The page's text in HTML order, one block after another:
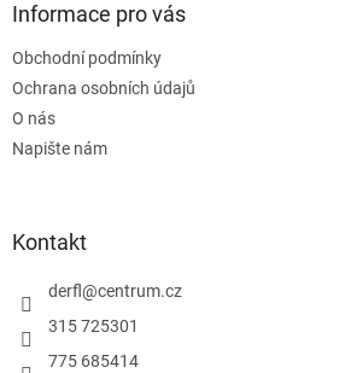
Informace pro vás
Obchodní podmínky
Ochrana osobních údajů
O nás
Napište nám
Kontakt
derfl@centrum.cz
315 725301
775 685414